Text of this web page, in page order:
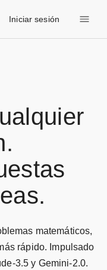
Iniciar sesión
matemáticos,
rápido. Impulsado
3.5 y Gemini-2.0.